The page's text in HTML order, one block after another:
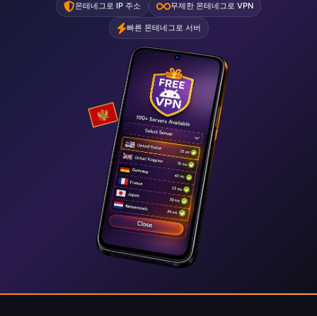
몬테네그로 IP 주소 무제한 몬테네그로 VPN
빠른 몬테네그로 서버